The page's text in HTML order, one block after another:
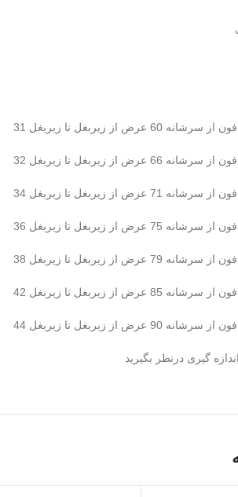
گیری درنظر بگیرید